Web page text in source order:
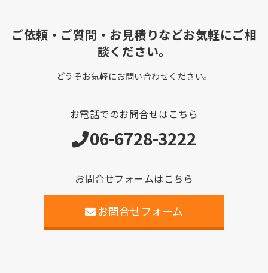
ご依頼・ご質問・お見積りなどお気軽にご相
談ください。
どうぞお気軽にお問い合わせください。
お電話でのお問合せはこちら
06-6728-3222
お問合せフォームはこちら
お問合せフォーム